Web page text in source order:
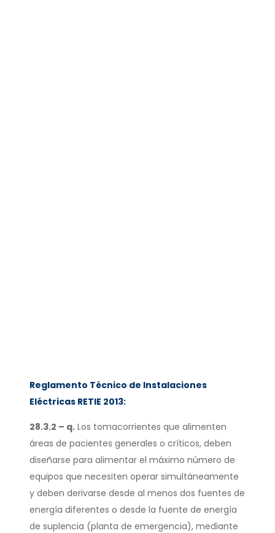
Reglamento Técnico de Instalaciones
Eléctricas RETIE 2013:
28.3.2 – q. Los tomacorrientes que alimenten
áreas de pacientes generales o críticos, deben
diseñarse para alimentar el máximo número de
equipos que necesiten operar simultáneamente
y deben derivarse desde al menos dos fuentes de
energía diferentes o desde la fuente de energía
de suplencia (planta de emergencia), mediante